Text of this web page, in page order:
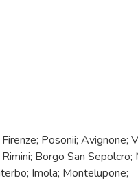
Posonii;
Borgo San
Imola; Montelupone;